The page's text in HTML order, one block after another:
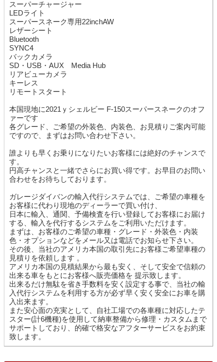
スーパーチャージャー
LEDライト
スーパースネーク専用22inchAW
レザーシート
Bluetooth
SYNC4
バックカメラ
SD・USB・AUX Media Hub
リアビューカメラ
キーレス
リモートスタート
本国現地に2021ｙシェルビー F-150スーパースネークのオフ
ァーです
各グレード、ご希望の外装色、内装色、お見積りご案内可能
ですので、まずはお問い合わせ下さい。
誰よりも早くお乗りになりたいお客様には絶好のチャンスで
す。
円高チャンスと一緒でさらにお買い得です。お早目のお問い
合わせをお待ちしております。
ガレージダイバンの輸入代行システムでは、ご希望の車種を
お客様に代わり現地のディーラーで買い付け、
日本に輸入、通関、予備検査を行い登録してお客様にお届け
する、輸入を代行するシステムをご利用いただけます。
まずは、お客様のご希望の車種・グレード・外装色・内装
色・オプションなどをメール又は電話でお知らせ下さい。
その後、当社のアメリカ本国の取引先にお客様ご希望車種の
見積りを依頼します 。
アメリカ本国の見積結果から最も安く、そして安全で信頼の
出来る車をもとにお客様へ販売価格を 提示致します。
出来るだけ無駄を省き手数料を安く設定する事で、当社の輸
入代行システムを利用する方が必ず早く安く安全にお車を購
入出来ます。
また安心面の充実として、自社工場での各車種に対応したテ
スター(計6機種)を使用して納車整備から修理・カスタムまで
サポートしており、的確で格安なアフターサービスをお約束
致します。